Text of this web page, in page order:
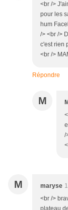
<br />
pour les
hum
/> <br />
c'est rien
<br />
Répondre
M
/
M maryse
<br />
plateau